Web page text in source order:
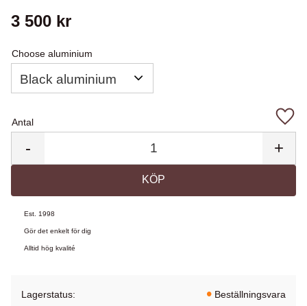
3 500 kr
Choose aluminium
Antal
+
-
KÖP
Est. 1998
Gör det enkelt för dig
Alltid hög kvalité
Lagerstatus
Beställningsvara